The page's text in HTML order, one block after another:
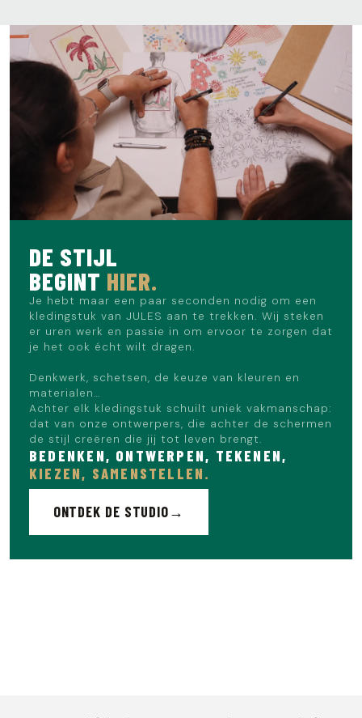
DE STIJL
BEGINT HIER.
Je hebt maar een paar seconden nodig om een
kledingstuk van JULES aan te trekken. Wij steken
er uren werk en passie in om ervoor te zorgen dat
je het ook écht wilt dragen.
Denkwerk, schetsen, de keuze van kleuren en
materialen…
Achter elk kledingstuk schuilt uniek vakmanschap:
dat van onze ontwerpers, die achter de schermen
de stijl creëren die jij tot leven brengt.
BEDENKEN, ONTWERPEN, TEKENEN,
KIEZEN, SAMENSTELLEN.
ONTDEK DE STUDIO